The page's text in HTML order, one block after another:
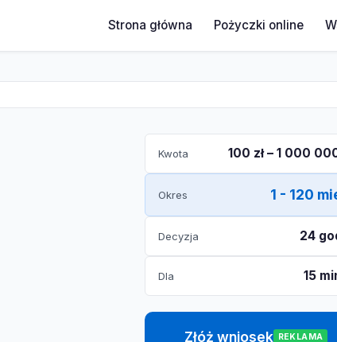
Strona główna Pożyczki online
Kwota 100 zł – 1 000
Okres 1 - 120
Decyzja 24
Dla 15
Złóż wniosek REKLAMA